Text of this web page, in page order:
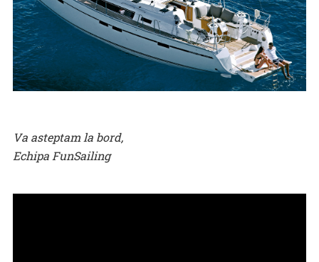
Va asteptam la bord,
Echipa FunSailing